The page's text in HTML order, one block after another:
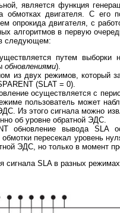
является функция
обмотках двигателя. С его
опрокида двигателя, с
алгоритмов в первую
в следующем:
путем выборки
обновлениями).
из двух режимов, который
(SLAT = 0).
осуществляется с
пользователь может
Из этого сигнала можно
об уровне обратной ЭДС.
обновление вывода SLA
пересекал уровень
ЭДС, но только в момент
SLA в разных